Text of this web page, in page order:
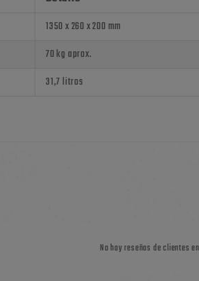
1350 x 260 x 200 mm
70 kg aprox.
31,7 litros
No hay reseñas de clientes